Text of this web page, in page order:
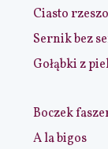
Ciasto
Sernik bez
Gołąbki z
Boczek
A la bigos